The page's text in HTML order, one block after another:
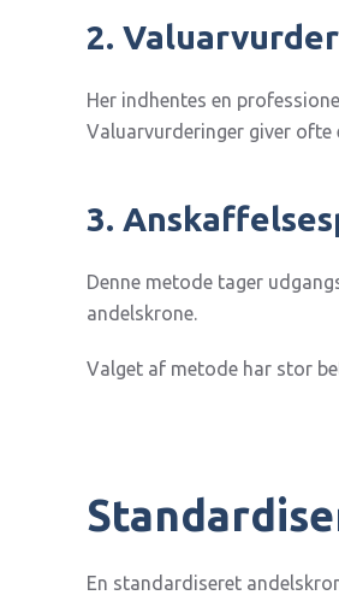
2.
Her indhentes en
Valuarvurderinger giver ofte
3.
Denne metode tager
andelskrone.
Valget af metode har stor
En standardiseret